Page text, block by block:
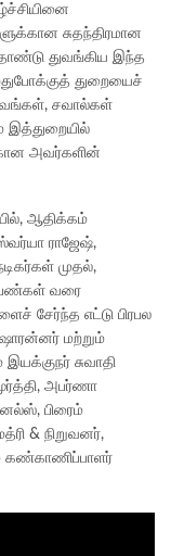
சுதந்திரமான
துவங்கிய இந்த
துறையைச்
சவால்கள்
இத்துறையில்
அவர்களின்
ஆதிக்கம்
ராஜேஷ்,
முதல்,
பெண்கள் வரை
சேர்ந்த எட்டு பிரபல
மற்றும்
சுவாதி
அபர்ணா
பிரைம்
& நிறுவனர்,
கண்காணிப்பாளர்